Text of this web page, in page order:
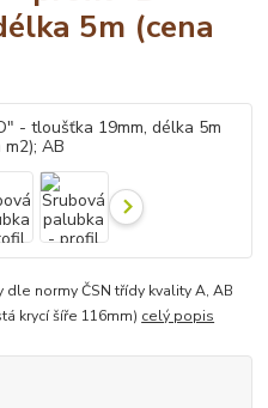
5m (cena
normy ČSN třídy kvality A, AB
krycí šíře 116mm) celý popis